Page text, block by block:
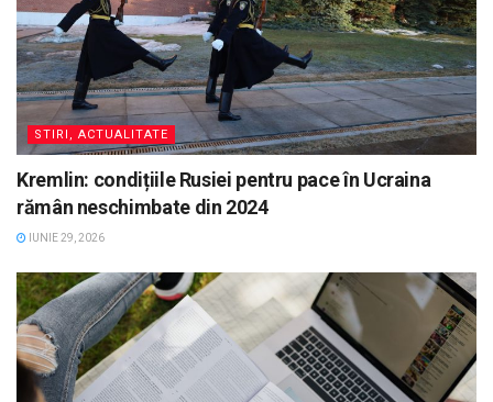
STIRI, ACTUALITATE
Kremlin: condițiile Rusiei pentru pace în Ucraina
rămân neschimbate din 2024
IUNIE 29, 2026